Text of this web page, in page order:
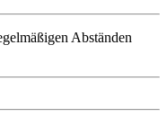
Abständen